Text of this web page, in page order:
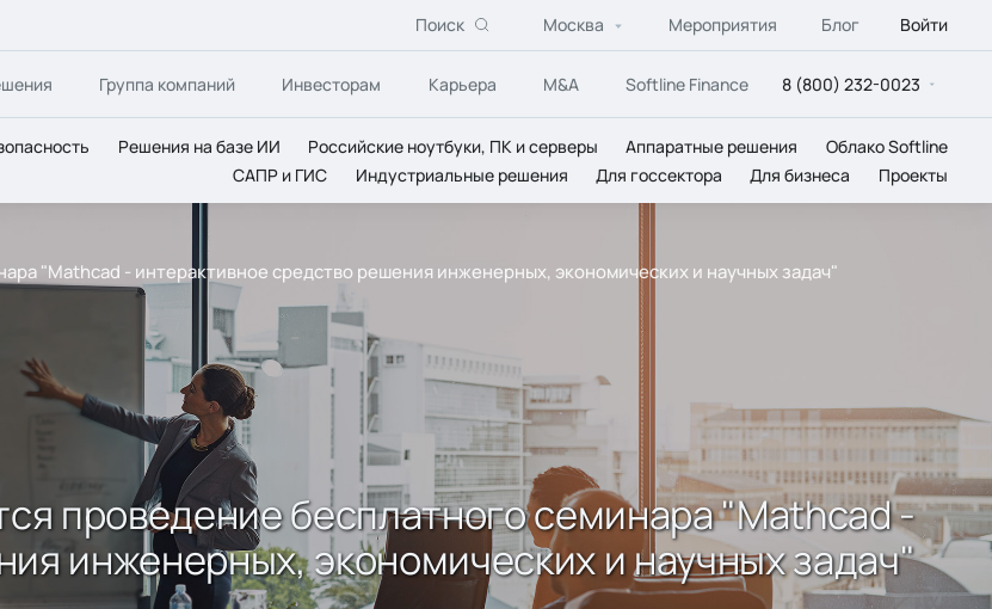
Поиск Москва Мероприятия Блог Войти
Группа компаний Инвесторам Карьера M&A Softline Finance 8 (800) 232-0023
Решения на базе ИИ Российские ноутбуки, ПК и серверы Аппаратные решения
Облако Softline
САПР и ГИС
Индустриальные решения Для госсектора Для бизнеса Проекты
"Mathcad - интерактивное средство решения инженерных, экономических и научных задач"
проведение бесплатного семинара "Mathcad -
инженерных, экономических и научных задач"